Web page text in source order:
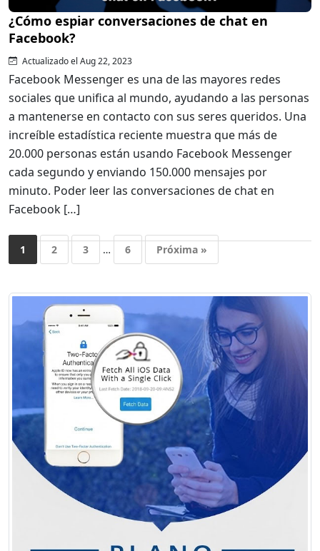
¿Cómo espiar conversaciones de chat en
Facebook?
Actualizado el Aug 22, 2023
Facebook Messenger es una de las mayores redes
sociales que unifica al mundo, ayudando a las personas
a mantenerse en contacto con sus seres queridos. Una
increíble estadística reciente muestra que más de
20.000 personas están usando Facebook Messenger
cada segundo y enviando 150.000 mensajes por
minuto. Poder leer las conversaciones de chat en
Facebook […]
1 2 3 … 6 Próxima »